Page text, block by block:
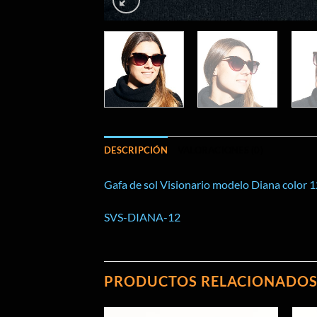
DESCRIPCIÓN
Gafa de sol Visionario modelo Diana color
SVS-DIANA-12
PRODUCTOS RELACIONADOS